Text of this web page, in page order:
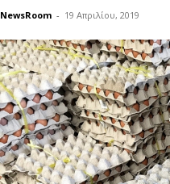
NewsRoom - 19 Απριλίου, 2019